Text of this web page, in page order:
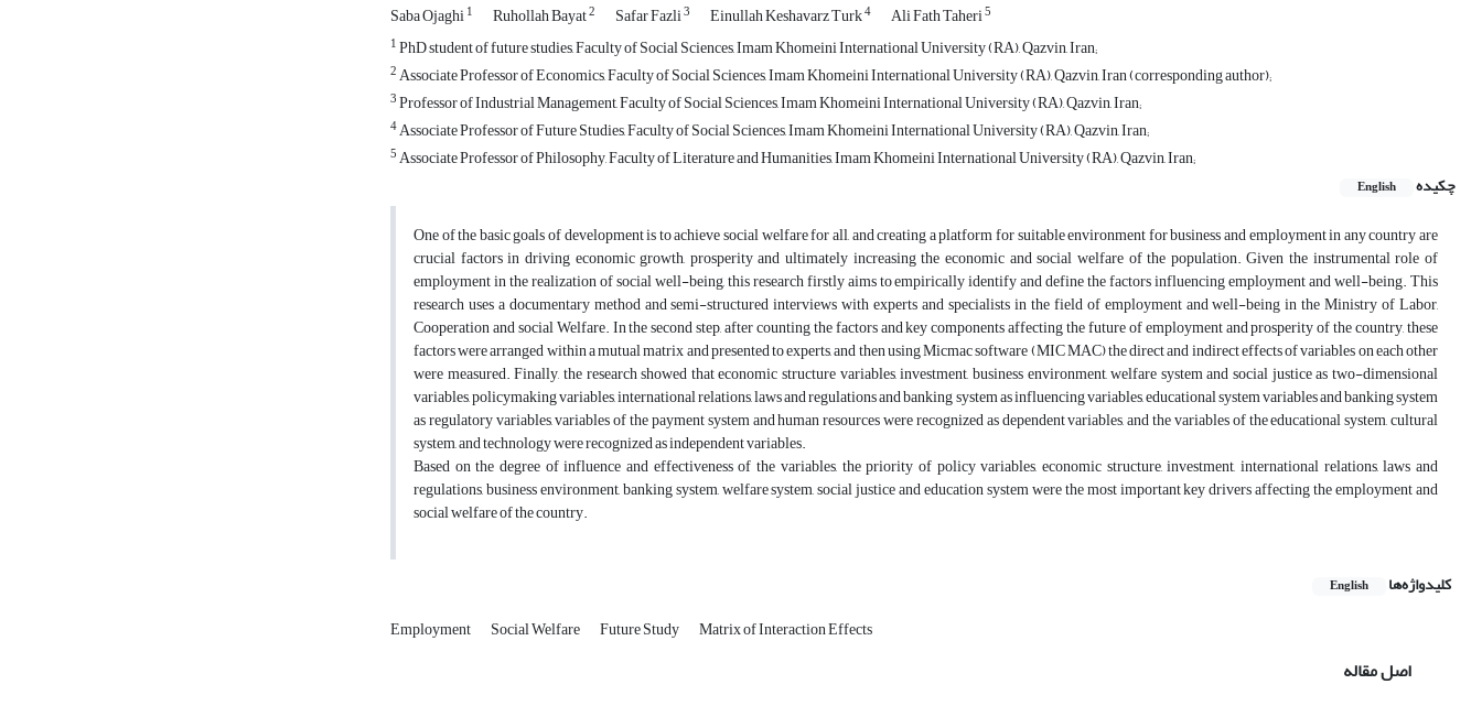
Saba Ojaghi1 Ruhollah Bayat2 Safar Fazli3 Einullah Keshavarz Turk4 Ali Fath Taheri5
1PhD student of future studies, Faculty of Social Sciences, Imam Khomeini International University (RA), Qazvin, Iran;
2Associate Professor of Economics, Faculty of Social Sciences, Imam Khomeini International University (RA), Qazvin, Iran (corresponding author);
3Professor of Industrial Management, Faculty of Social Sciences, Imam Khomeini International University (RA), Qazvin, Iran;
4Associate Professor of Future Studies, Faculty of Social Sciences, Imam Khomeini International University (RA), Qazvin, Iran;
5Associate Professor of Philosophy, Faculty of Literature and Humanities, Imam Khomeini International University (RA), Qazvin, Iran;
چکیده
English
One of the basic goals of development is to achieve social welfare for all, and creating a platform for suitable environment for business and employment in any country are
crucial factors in driving economic growth, prosperity and ultimately increasing the economic and social welfare of the population. Given the instrumental role of
employment in the realization of social well-being, this research firstly aims to empirically identify and define the factors influencing employment and well-being. This
research uses a documentary method and semi-structured interviews with experts and specialists in the field of employment and well-being in the Ministry of Labor,
Cooperation and social Welfare. In the second step, after counting the factors and key components affecting the future of employment and prosperity of the country, these
factors were arranged within a mutual matrix and presented to experts, and then using Micmac software (MIC MAC) the direct and indirect effects of variables on each other
were measured. Finally, the research showed that economic structure variables, investment, business environment, welfare system and social justice as two-dimensional
variables, policymaking variables, international relations, laws and regulations and banking system as influencing variables, educational system variables and banking system
as regulatory variables, variables of the payment system and human resources were recognized as dependent variables, and the variables of the educational system, cultural
system, and technology were recognized as independent variables.
Based on the degree of influence and effectiveness of the variables, the priority of policy variables, economic structure, investment, international relations, laws and
regulations, business environment, banking system, welfare system, social justice and education system were the most important key drivers affecting the employment and
social welfare of the country.
کلیدواژه‌ها English
Employment Social Welfare Future Study Matrix of Interaction Effects
اصل مقاله